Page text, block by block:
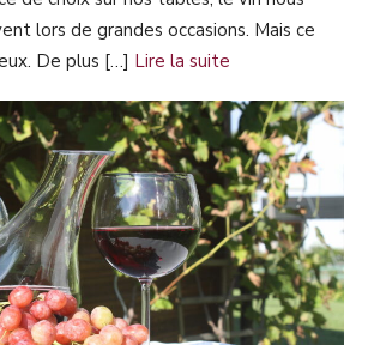
lors de grandes occasions. Mais ce
De plus […] Lire la suite